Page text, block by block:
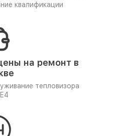
квалификации
на ремонт в
тепловизора